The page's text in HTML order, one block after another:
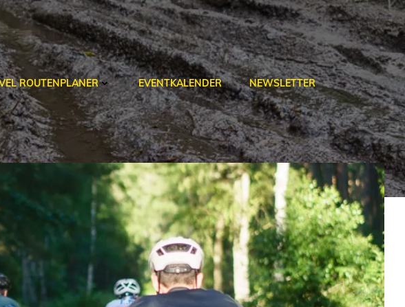
ROUTENPLANER EVENTKALENDER NEWSLETTER